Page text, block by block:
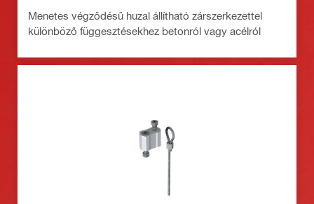
Menetes végződésű huzal állítható zárszerkezettel
különböző függesztésekhez betonról vagy acélról